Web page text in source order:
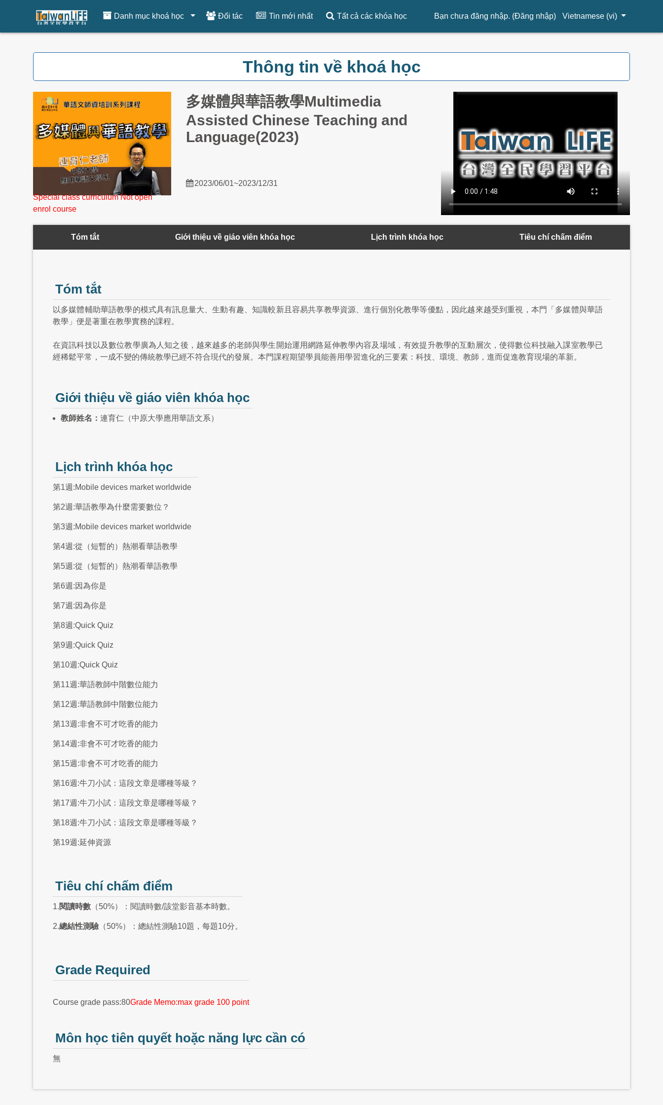
Danh mục khoá học Đối tác Tin mới nhất Tất cả các khóa học Bạn chưa đăng nhập. (Đăng nhập) Vietnamese ‎(vi)‎
Thông tin về khoá học
Special class curriculum Not open
enrol course
多媒體與華語教學Multimedia
Assisted Chinese Teaching and
Language(2023)
2023/06/01~2023/12/31
Tóm tắt Giới thiệu về giáo viên khóa học Lịch trình khóa học Tiêu chí chấm điểm
Tóm tắt
以多媒體輔助華語教學的模式具有訊息量大、生動有趣、知識較新且容易共享教學資源、進行個別化教學等優點，因此越來越受到重視，本門「多媒體與華語
教學」便是著重在教學實務的課程。
在資訊科技以及數位教學廣為人知之後，越來越多的老師與學生開始運用網路延伸教學內容及場域，有效提升教學的互動層次，使得數位科技融入課室教學已
經稀鬆平常，一成不變的傳統教學已經不符合現代的發展。本門課程期望學員能善用學習進化的三要素：科技、環境、教師，進而促進教育現場的革新。
Giới thiệu về giáo viên khóa học
教師姓名： 連育仁（中原大學應用華語文系）
Lịch trình khóa học
第1週:Mobile devices market worldwide
第2週:華語教學為什麼需要數位？
第3週:Mobile devices market worldwide
第4週:從（短暫的）熱潮看華語教學
第5週:從（短暫的）熱潮看華語教學
第6週:因為你是
第7週:因為你是
第8週:Quick Quiz
第9週:Quick Quiz
第10週:Quick Quiz
第11週:華語教師中階數位能力
第12週:華語教師中階數位能力
第13週:非會不可才吃香的能力
第14週:非會不可才吃香的能力
第15週:非會不可才吃香的能力
第16週:牛刀小試：這段文章是哪種等級？
第17週:牛刀小試：這段文章是哪種等級？
第18週:牛刀小試：這段文章是哪種等級？
第19週:延伸資源
Tiêu chí chấm điểm
1.閱讀時數 （50%）：閱讀時數/該堂影音基本時數。
2.總結性測驗 （50%）：總結性測驗10題，每題10分。
Grade Required
Course grade pass:80Grade Memo:max grade 100 point
Môn học tiên quyết hoặc năng lực cần có
無